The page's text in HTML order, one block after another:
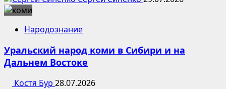
Народознание
Уральский народ коми в Сибири и на
Дальнем Востоке
Костя Бур 28.07.2026